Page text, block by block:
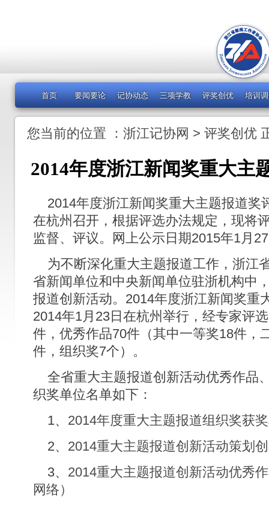
首页 要闻要论 记协动态 三项学教 评奖创优 培训
您当前的位置 ： 浙江记协网 > 评奖创优
2014年度浙江新闻奖重大主
2014年度浙江新闻奖重大主题报道奖
在杭州召开，根据评选办法规定，现将
监督、评议。网上公示日期2015年1月
为不断深化重大主题报道工作，浙江
省新闻单位和中央新闻单位驻浙机构中
报道创新活动。2014年度浙江新闻奖重
2014年1月23日在杭州举行，经专家评
件，优秀作品70件（其中一等奖18件，
件，组织奖7个）。
全省重大主题报道创新活动优秀作品
织奖单位名单如下：
1、 2014年度重大主题报道组织奖获
2、 2014重大主题报道创新活动策划
3、 2014重大主题报道创新活动优秀
网络）